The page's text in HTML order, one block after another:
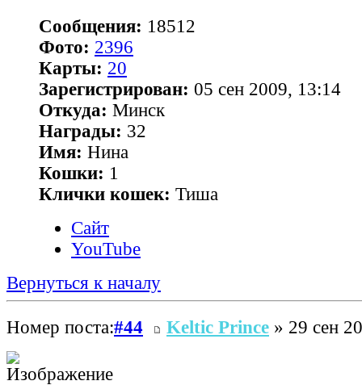
Сообщения: 18512
Фото: 2396
Карты: 20
Зарегистрирован: 05 сен 2009, 13:14
Откуда: Минск
Награды: 32
Имя: Нина
Кошки: 1
Клички кошек: Тиша
Сайт
YouTube
Вернуться к началу
Номер поста:#44 Keltic Prince » 29 сен